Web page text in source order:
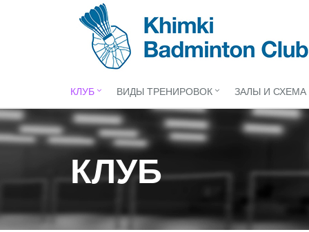
КЛУБ ВИДЫ ТРЕНИРОВОК ЗАЛЫ И СХЕМА
КЛУБ